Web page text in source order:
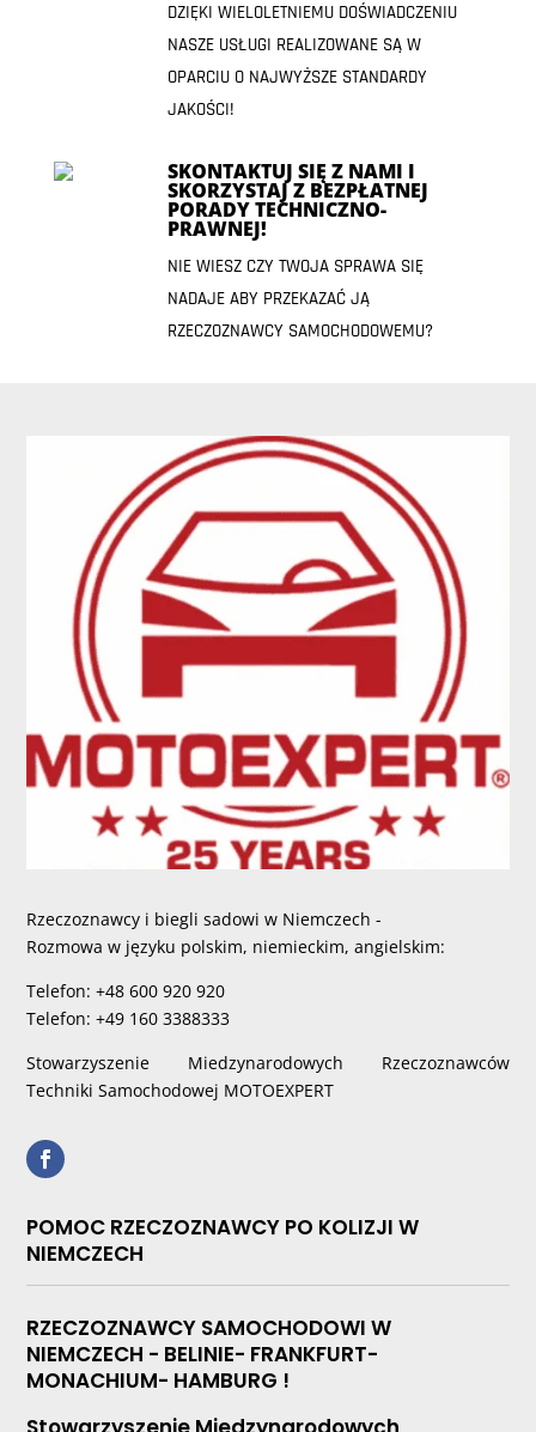
DZIĘKI WIELOLETNIEMU DOŚWIADCZENIU
NASZE USŁUGI REALIZOWANE SĄ W
OPARCIU O NAJWYŻSZE STANDARDY
JAKOŚCI!
SKONTAKTUJ SIĘ Z NAMI I
SKORZYSTAJ Z BEZPŁATNEJ
PORADY TECHNICZNO-
PRAWNEJ!
NIE WIESZ CZY TWOJA SPRAWA SIĘ
NADAJE ABY PRZEKAZAĆ JĄ
RZECZOZNAWCY SAMOCHODOWEMU?
Rzeczoznawcy i biegli sadowi w Niemczech -
Rozmowa w języku polskim, niemieckim, angielskim:
Telefon: +48 600 920 920
Telefon: +49 160 3388333
Stowarzyszenie Miedzynarodowych Rzeczoznawców
Techniki Samochodowej MOTOEXPERT
POMOC RZECZOZNAWCY PO KOLIZJI W
NIEMCZECH
RZECZOZNAWCY SAMOCHODOWI W
NIEMCZECH - BELINIE- FRANKFURT-
MONACHIUM- HAMBURG !